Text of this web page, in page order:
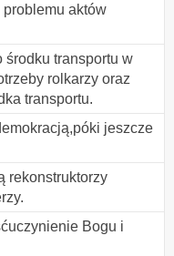
aktów
środku transportu w
rolkarzy oraz
transportu.
jeszcze
rekonstruktorzy
Bogu i